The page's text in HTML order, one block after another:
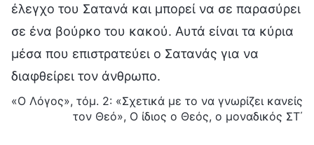
έλεγχο του Σατανά και μπορεί να σε παρασύρει
σε ένα βούρκο του κακού. Αυτά είναι τα κύρια
μέσα που επιστρατεύει ο Σατανάς για να
διαφθείρει τον άνθρωπο.
«Ο Λόγος», τόμ. 2: «Σχετικά με το να γνωρίζει κανείς
τον Θεό», Ο ίδιος ο Θεός, ο μοναδικός ΣΤ΄